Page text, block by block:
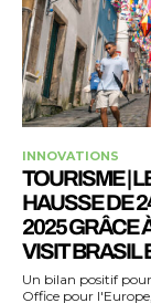
INNOVATIONS
TOURISME |
HAUSSE DE
2025 GRÂCE
VISIT BRASIL
Un bilan positif
Office pour